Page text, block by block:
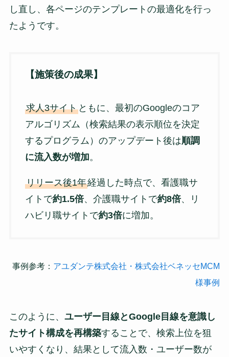
し直し、各ページのテンプレートの最適化を行っ
たようです。
【施策後の成果】
求人3サイトともに、最初のGoogleのコア
アルゴリズム（検索結果の表示順位を決定
するプログラム）のアップデート後は順調
に流入数が増加。
リリース後1年経過した時点で、看護職サ
イトで約1.5倍、介護職サイトで約8倍、リ
ハビリ職サイトで約3倍に増加。
事例参考： アユダンテ株式会社・株式会社ベネッセMCM
様事例
このように、 ユーザー目線とGoogle目線を意識し
たサイト構成を再構築することで、検索上位を狙
いやすくなり、結果として流入数・ユーザー数が